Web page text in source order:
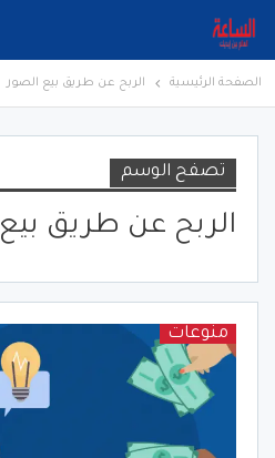
الصفحة الرئيسية الربح عن طريق بيع الصور
تصفح الوسم
الربح عن طريق
منوعات